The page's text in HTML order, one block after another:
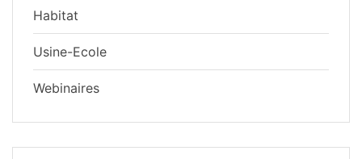
Habitat
Usine-Ecole
Webinaires